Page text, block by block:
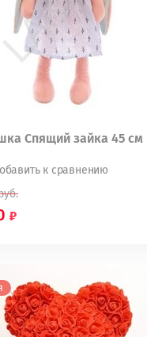
Спящий зайка 45 см
к сравнению